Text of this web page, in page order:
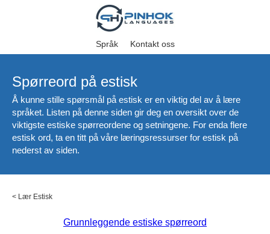
Språk Kontakt oss
Spørreord på estisk
Å kunne stille spørsmål på estisk er en viktig del av å lære
språket. Listen på denne siden gir deg en oversikt over de
viktigste estiske spørreordene og setningene. For enda flere
estisk ord, ta en titt på våre læringsressurser for estisk på
nederst av siden.
< Lær Estisk
Grunnleggende estiske spørreord